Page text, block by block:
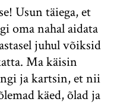
Usun täiega, et
oma nahal aidata
juhul võiksid
Ma käisin
ja kartsin, et nii
käed, õlad ja